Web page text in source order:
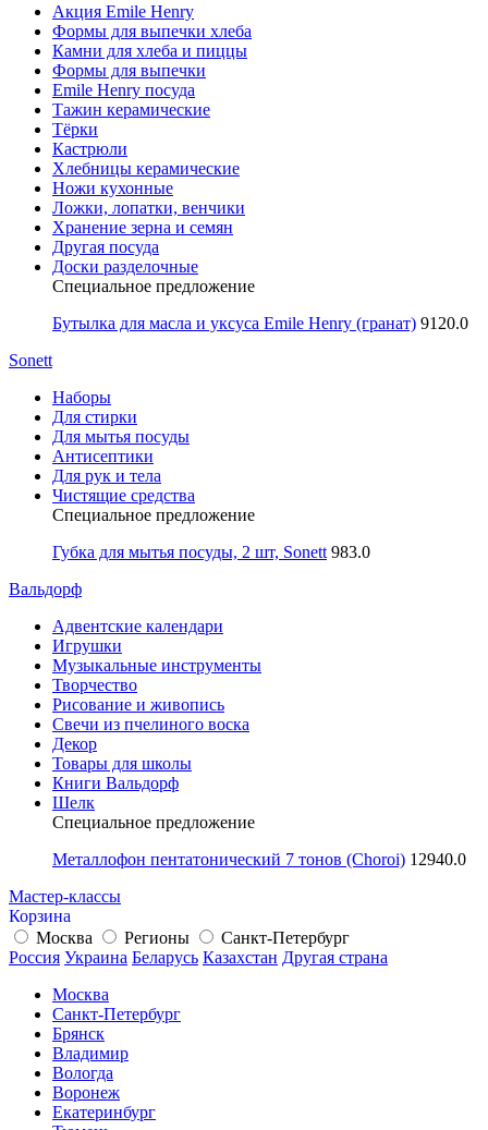
Акция Emile Henry
Формы для выпечки хлеба
Камни для хлеба и пиццы
Формы для выпечки
Emile Henry посуда
Тажин керамические
Тёрки
Кастрюли
Хлебницы керамические
Ножи кухонные
Ложки, лопатки, венчики
Хранение зерна и семян
Другая посуда
Доски разделочные
Специальное предложение
Бутылка для масла и уксуса Emile Henry (гранат) 9120.0
Sonett
Наборы
Для стирки
Для мытья посуды
Антисептики
Для рук и тела
Чистящие средства
Специальное предложение
Губка для мытья посуды, 2 шт, Sonett 983.0
Вальдорф
Адвентские календари
Игрушки
Музыкальные инструменты
Творчество
Рисование и живопись
Свечи из пчелиного воска
Декор
Товары для школы
Книги Вальдорф
Шелк
Специальное предложение
Металлофон пентатонический 7 тонов (Choroi) 12940.0
Мастер-классы
Корзина
Москва
Регионы
Санкт-Петербург
Россия Украина Беларусь Казахстан Другая страна
Москва
Санкт-Петербург
Брянск
Владимир
Вологда
Воронеж
Екатеринбург